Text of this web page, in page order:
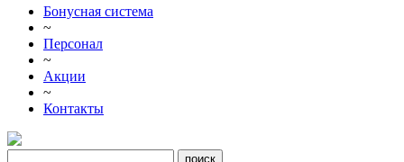
Бонусная система
~
Персонал
~
Акции
~
Контакты